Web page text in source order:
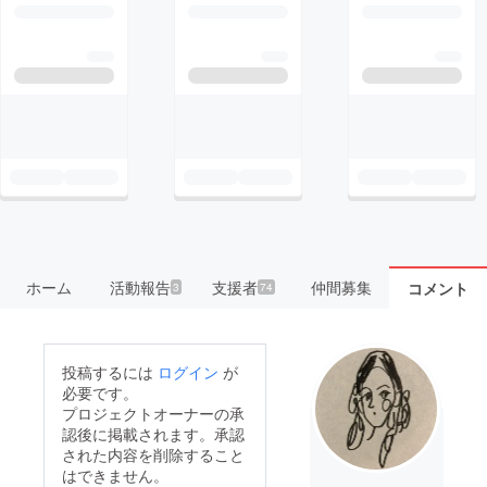
ホーム 活動報告3 支援者74 仲間募集 コメント
投稿するには ログイン が
必要です。
プロジェクトオーナーの承
認後に掲載されます。承認
された内容を削除すること
はできません。